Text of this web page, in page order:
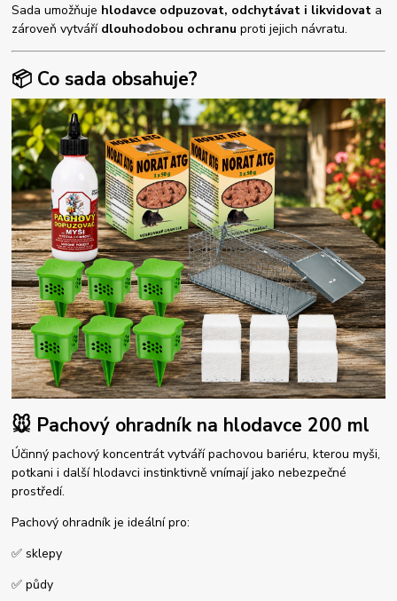
Sada umožňuje hlodavce odpuzovat, odchytávat i likvidovat a
zároveň vytváří dlouhodobou ochranu proti jejich návratu.
📦 Co sada obsahuje?
🐭 Pachový ohradník na hlodavce 200 ml
Účinný pachový koncentrát vytváří pachovou bariéru, kterou myši,
potkani i další hlodavci instinktivně vnímají jako nebezpečné
prostředí.
Pachový ohradník je ideální pro:
✅ sklepy
✅ půdy